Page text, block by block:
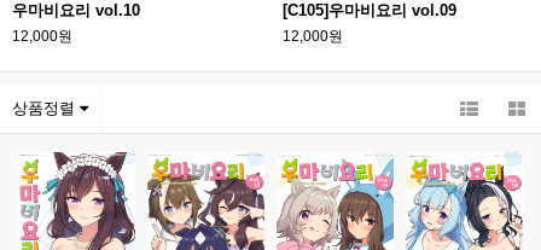
우마비요리 vol.10
12,000원
[C105]우마비요리 vol.09
12,000원
상품정렬